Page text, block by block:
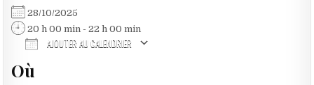
28/10/2025
20 h 00 min - 22 h 00 min
AJOUTER AU CALENDRIER
Où